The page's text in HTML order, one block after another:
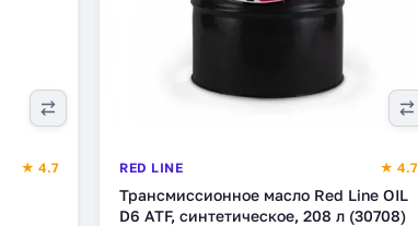
★ 4.7 RED LINE ★ 4.7
Трансмиссионное масло Red Line OIL
D6 ATF, синтетическое, 208 л (30708)